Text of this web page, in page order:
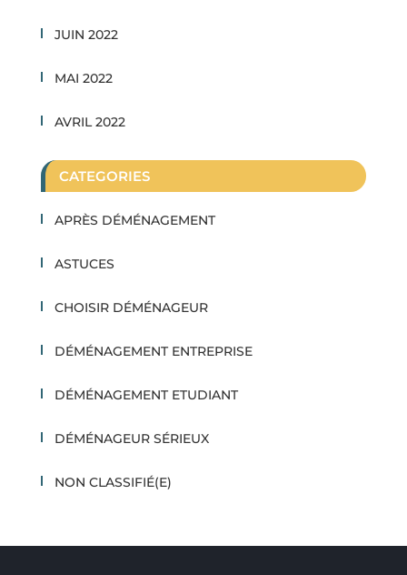
JUIN 2022
MAI 2022
AVRIL 2022
CATEGORIES
APRÈS DÉMÉNAGEMENT
ASTUCES
CHOISIR DÉMÉNAGEUR
DÉMÉNAGEMENT ENTREPRISE
DÉMÉNAGEMENT ETUDIANT
DÉMÉNAGEUR SÉRIEUX
NON CLASSIFIÉ(E)